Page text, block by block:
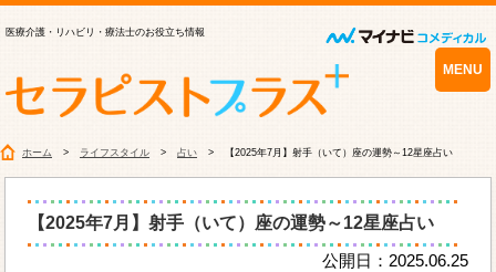
医療介護・リハビリ・療法士のお役立ち情報
MENU
ホーム ライフスタイル 占い 【2025年7月】射手（いて）座の運勢～12星座占い
【2025年7月】射手（いて）座の運勢～12星座占い
公開日：2025.06.25